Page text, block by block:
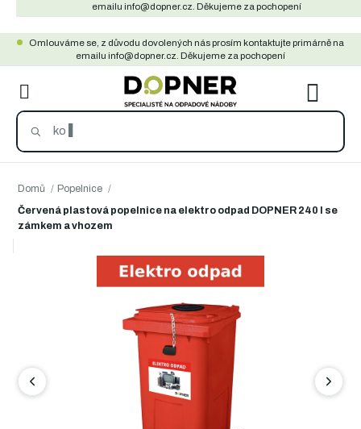
obsah
emailu info@dopner.cz. Děkujeme za pochopení
Omlouváme se, z důvodu dovolených nás prosím kontaktujte primárně na
emailu info@dopner.cz. Děkujeme za pochopení
KOŠÍK
Domů / Popelnice /
Červená plastová popelnice na elektro odpad DOPNER 240 l se
zámkem a vhozem